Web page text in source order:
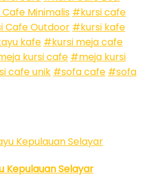
Minimalis #kursi cafe
Cafe Outdoor #kursi kafe
kafe #kursi meja cafe
kursi cafe #meja kursi
cafe unik #sofa cafe #sofa
Kepulauan Selayar